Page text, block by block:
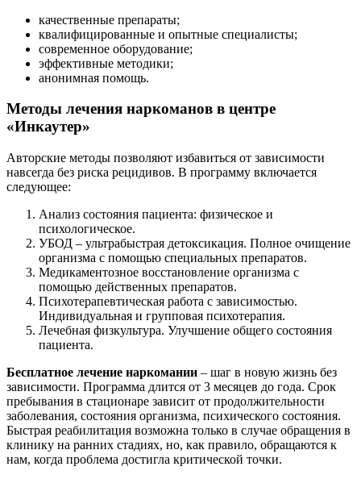
качественные препараты;
квалифицированные и опытные специалисты;
современное оборудование;
эффективные методики;
анонимная помощь.
Методы лечения наркоманов в центре
«Инкаутер»
Авторские методы позволяют избавиться от зависимости
навсегда без риска рецидивов. В программу включается
следующее:
Анализ состояния пациента: физическое и
психологическое.
УБОД – ультрабыстрая детоксикация. Полное очищение
организма с помощью специальных препаратов.
Медикаментозное восстановление организма с
помощью действенных препаратов.
Психотерапевтическая работа с зависимостью.
Индивидуальная и групповая психотерапия.
Лечебная физкультура. Улучшение общего состояния
пациента.
Бесплатное лечение наркомании – шаг в новую жизнь без
зависимости. Программа длится от 3 месяцев до года. Срок
пребывания в стационаре зависит от продолжительности
заболевания, состояния организма, психического состояния.
Быстрая реабилитация возможна только в случае обращения в
клинику на ранних стадиях, но, как правило, обращаются к
нам, когда проблема достигла критической точки.